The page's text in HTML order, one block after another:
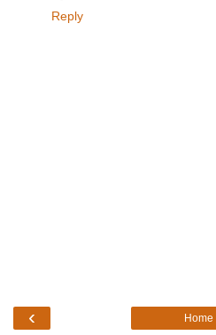
Reply
‹ Home